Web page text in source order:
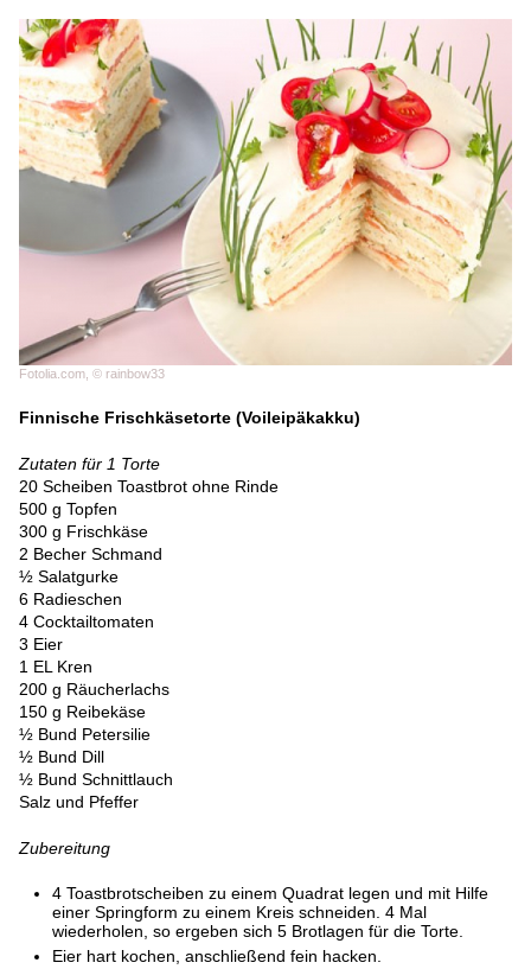
Fotolia.com, © rainbow33
Finnische Frischkäsetorte (Voileipäkakku)
Zutaten für 1 Torte
20 Scheiben Toastbrot ohne Rinde
500 g Topfen
300 g Frischkäse
2 Becher Schmand
½ Salatgurke
6 Radieschen
4 Cocktailtomaten
3 Eier
1 EL Kren
200 g Räucherlachs
150 g Reibekäse
½ Bund Petersilie
½ Bund Dill
½ Bund Schnittlauch
Salz und Pfeffer
Zubereitung
4 Toastbrotscheiben zu einem Quadrat legen und mit Hilfe
einer Springform zu einem Kreis schneiden. 4 Mal
wiederholen, so ergeben sich 5 Brotlagen für die Torte.
Eier hart kochen, anschließend fein hacken.